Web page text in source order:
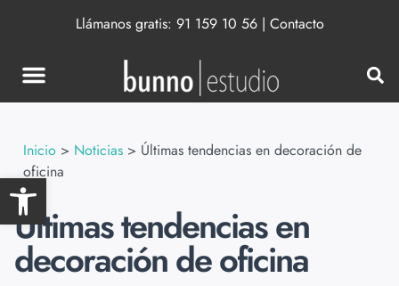
Abrir barra de herramientas
Llámanos gratis: 91 159 10 56| Contacto
Inicio > Noticias > Últimas tendencias en decoración de
oficina
Últimas tendencias en
decoración de oficina